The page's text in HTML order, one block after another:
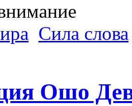
Сила слова
Ошо